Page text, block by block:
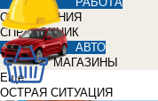
ОБЪЯВЛЕНИЯ
СПРАВОЧНИК
АВТО
МАГАЗИНЫ
Еще
ОСТРАЯ СИТУАЦИЯ